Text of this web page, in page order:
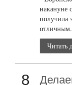
накануне
получила
Читать
8